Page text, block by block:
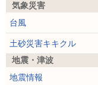
気象災害
台風
土砂災害キキクル
地震・津波
地震情報